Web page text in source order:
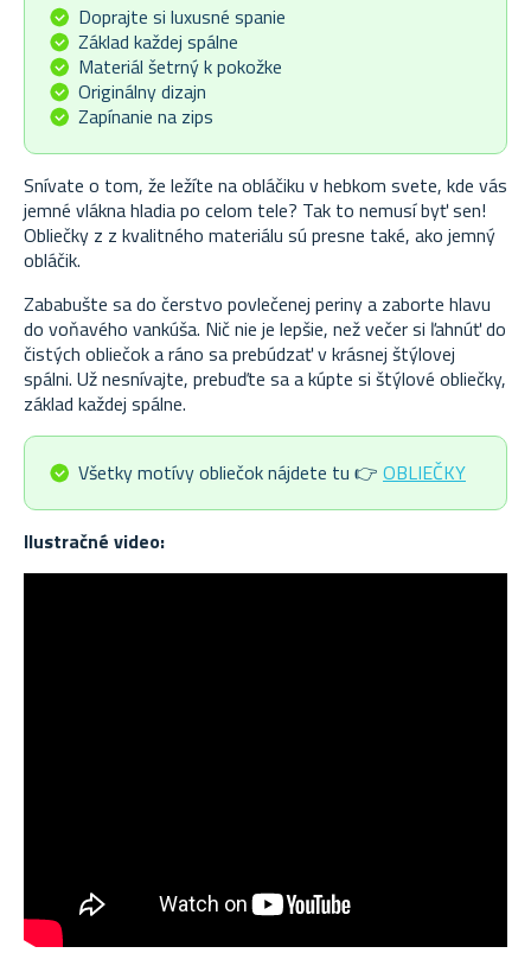
Doprajte si luxusné spanie
Základ každej spálne
Materiál šetrný k pokožke
Originálny dizajn
Zapínanie na zips
Snívate o tom, že ležíte na obláčiku v hebkom svete, kde vás
jemné vlákna hladia po celom tele? Tak to nemusí byť sen!
Obliečky z z kvalitného materiálu sú presne také, ako jemný
obláčik.
Zababušte sa do čerstvo povlečenej periny a zaborte hlavu
do voňavého vankúša. Nič nie je lepšie, než večer si ľahnúť do
čistých obliečok a ráno sa prebúdzať v krásnej štýlovej
spálni. Už nesnívajte, prebuďte sa a kúpte si štýlové obliečky,
základ každej spálne.
Všetky motívy obliečok nájdete tu 👉 OBLIEČKY
Ilustračné video: